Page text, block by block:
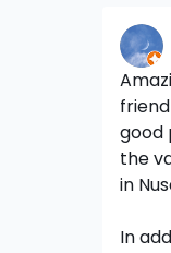
good
the
in
In